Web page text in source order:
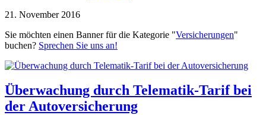
21. November 2016
Sie möchten einen Banner für die Kategorie "Versicherungen"
buchen? Sprechen Sie uns an!
Überwachung durch Telematik-Tarif bei
der Autoversicherung